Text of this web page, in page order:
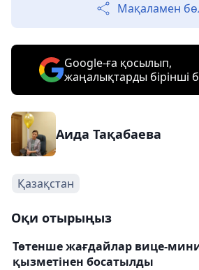
Мақаламен
Google-ға қосылып,
жаңалықтарды бірінші
Аида Тақабаева
Қазақстан
Оқи отырыңыз
Төтенше жағдайлар вице-
қызметінен босатылды